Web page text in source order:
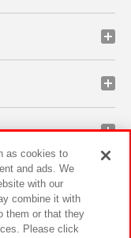
as cookies to
and ads. We
with our
combine it with
them or that they
Please click